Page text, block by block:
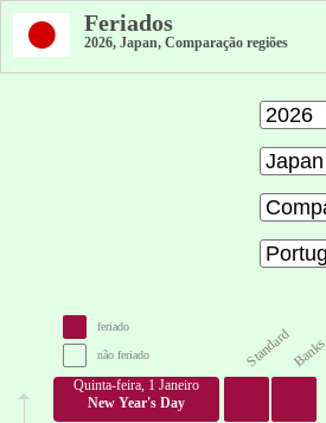
Feriados
2026, Japan, Comparação regiões
feriado
não feriado StandardBanks
Quinta-feira, 1 Janeiro
New Year's Day